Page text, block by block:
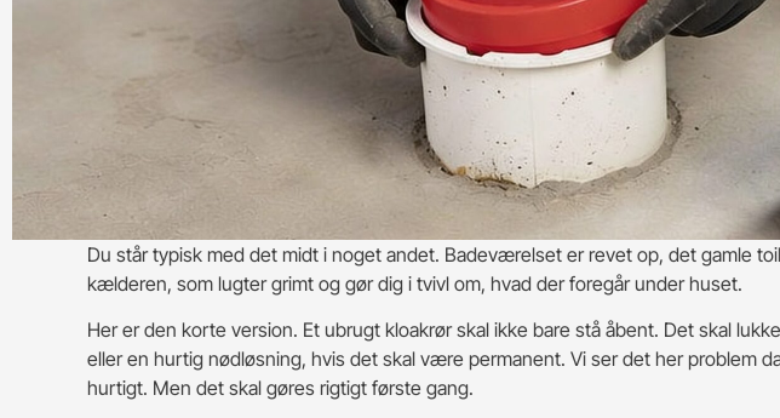
Du står typisk med det midt i noget andet. Badeværelset er revet op, det gamle
kælderen, som lugter grimt og gør dig i tvivl om, hvad der foregår under huset.
Her er den korte version. Et ubrugt kloakrør skal ikke bare stå åbent. Det skal
eller en hurtig nødløsning, hvis det skal være permanent. Vi ser det her problem
hurtigt. Men det skal gøres rigtigt første gang.